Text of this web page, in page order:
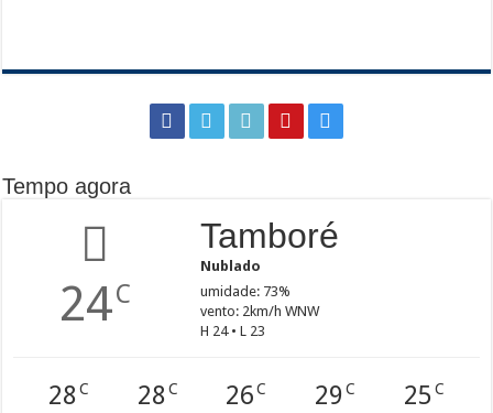
Tempo agora
24C
Tamboré
Nublado
umidade: 73%
vento: 2km/h WNW
H 24 • L 23
28C 28C 26 C 29C 25C